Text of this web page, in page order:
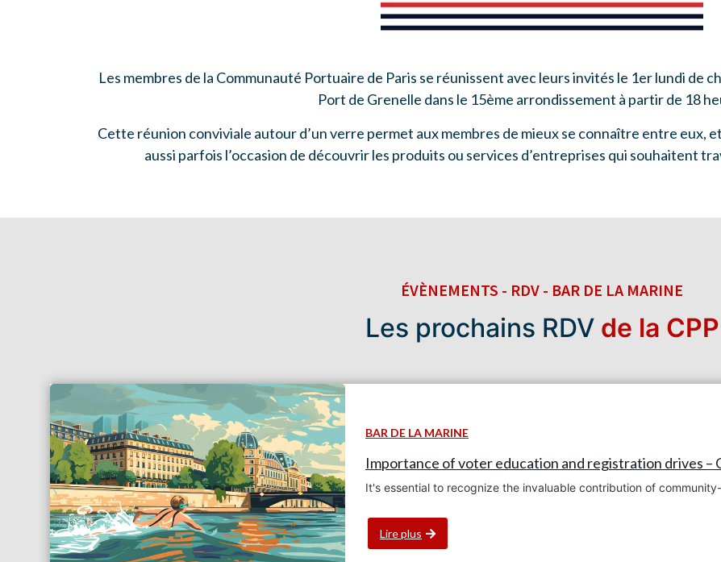
Les membres de la Communauté Portuaire de Paris se réunissent avec leurs invités le 1er lundi de
Port de Grenelle dans le 15ème arrondissement à partir de 18
Cette réunion conviviale autour d’un verre permet aux membres de mieux se connaître entre eux,
aussi parfois l’occasion de découvrir les produits ou services d’entreprises qui souhaitent
ÉVÈNEMENTS - RDV - BAR DE LA MARINE
Les prochains RDV de la CPP
BAR DE LA MARINE
Importance of voter education and registration drives –
It's essential to recognize the invaluable contribution of
Lire plus